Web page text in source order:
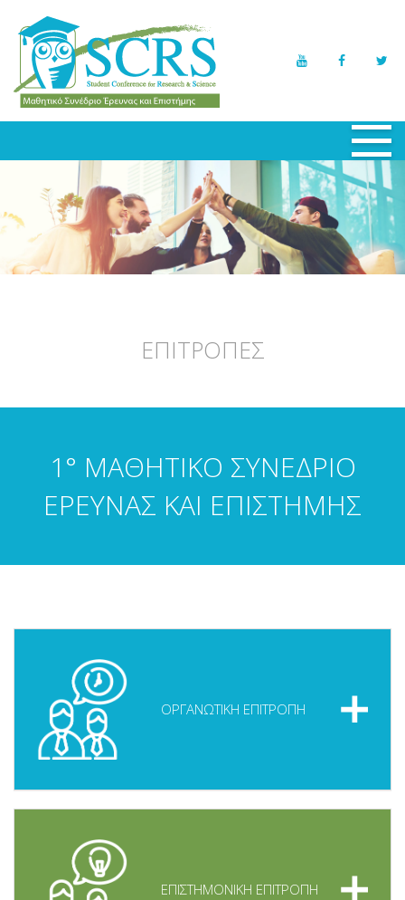
ΕΠΙΤΡΟΠΕΣ
ΕΡΓΑΣΙΕΣ
ΣΗΜΑΝΤΙΚΕΣ ΗΜΕΡΟΜΗΝΙΕΣΕΠΙΤΡΟΠΕΣ
1° ΜΑΘΗΤΙΚΟ ΣΥΝΕΔΡΙΟ
ΕΡΕΥΝΑΣ ΚΑΙ ΕΠΙΣΤΗΜΗΣ
ΟΡΓΑΝΩΤΙΚΗ ΕΠΙΤΡΟΠΗ
ΕΠΙΣΤΗΜΟΝΙΚΗ ΕΠΙΤΡΟΠΗ